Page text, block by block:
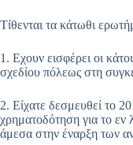
Τίθενται τα κάτωθι
1. Εχουν εισφέρει οι
σχεδίου πόλεως στη
2. Είχατε δεσμευθεί το
χρηματοδότηση για το εν
άμεσα στην έναρξη των